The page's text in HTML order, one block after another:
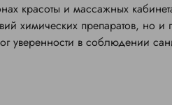
красоты и массажных
химических препаратов, но и
уверенности в соблюдении